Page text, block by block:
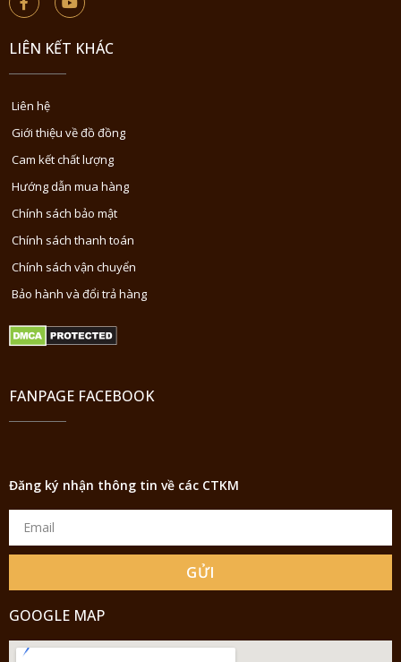
LIÊN KẾT KHÁC
Liên hệ
Giới thiệu về đồ đồng
Cam kết chất lượng
Hướng dẫn mua hàng
Chính sách bảo mật
Chính sách thanh toán
Chính sách vận chuyển
Bảo hành và đổi trả hàng
FANPAGE FACEBOOK
Đăng ký nhận thông tin về các CTKM
GỬI
GOOGLE MAP